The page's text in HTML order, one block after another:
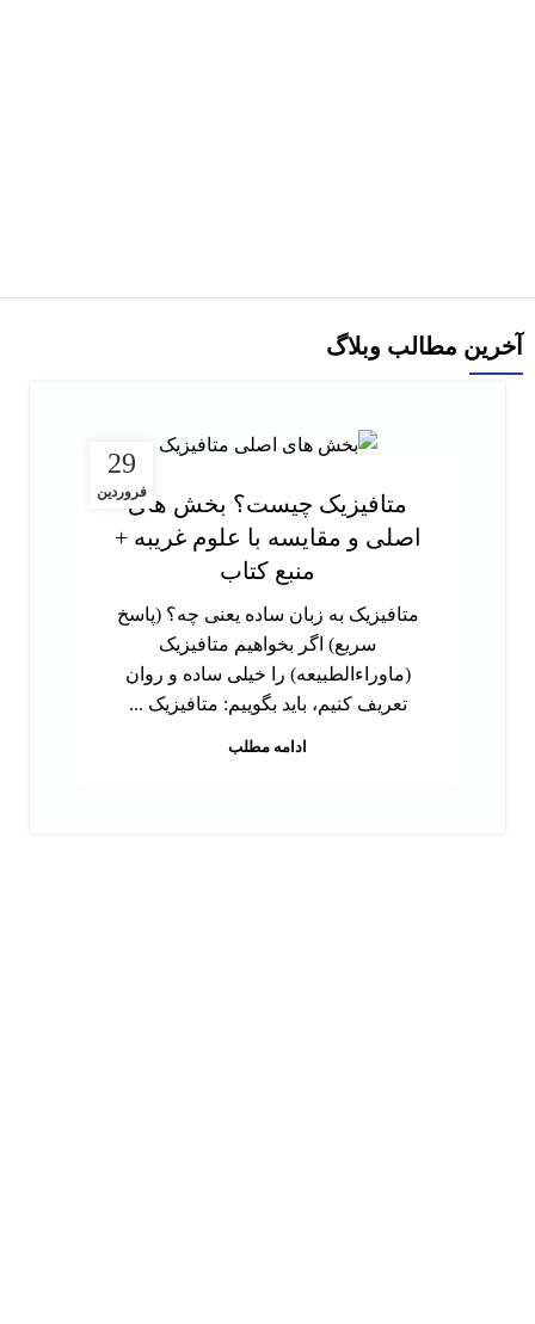
آخرین مطالب وبلاگ
29
فروردینمتافیزیک چیست؟ بخش های
اصلی و مقایسه با علوم غریبه +
منبع کتاب
متافیزیک به زبان ساده یعنی چه؟ (پاسخ
سریع) اگر بخواهیم متافیزیک
(ماوراءالطبیعه) را خیلی ساده و روان
تعریف کنیم، باید بگوییم: متافیزیک ...
ادامه مطلب